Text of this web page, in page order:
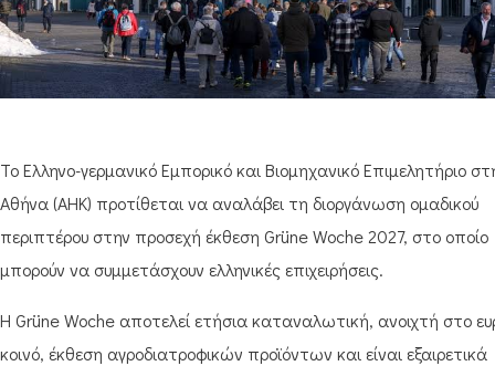
Το Ελληνο-γερμανικό Εμπορικό και Βιομηχανικό Επιμελητήριο
Αθήνα (ΑΗΚ) προτίθεται να αναλάβει τη διοργάνωση ομαδικού
περιπτέρου στην προσεχή έκθεση Grüne Woche 2027, στο οποίο
μπορούν να συμμετάσχουν ελληνικές επιχειρήσεις.
H Grüne Woche αποτελεί ετήσια καταναλωτική, ανοιχτή στο
κοινό, έκθεση αγροδιατροφικών προϊόντων και είναι εξαιρετικά